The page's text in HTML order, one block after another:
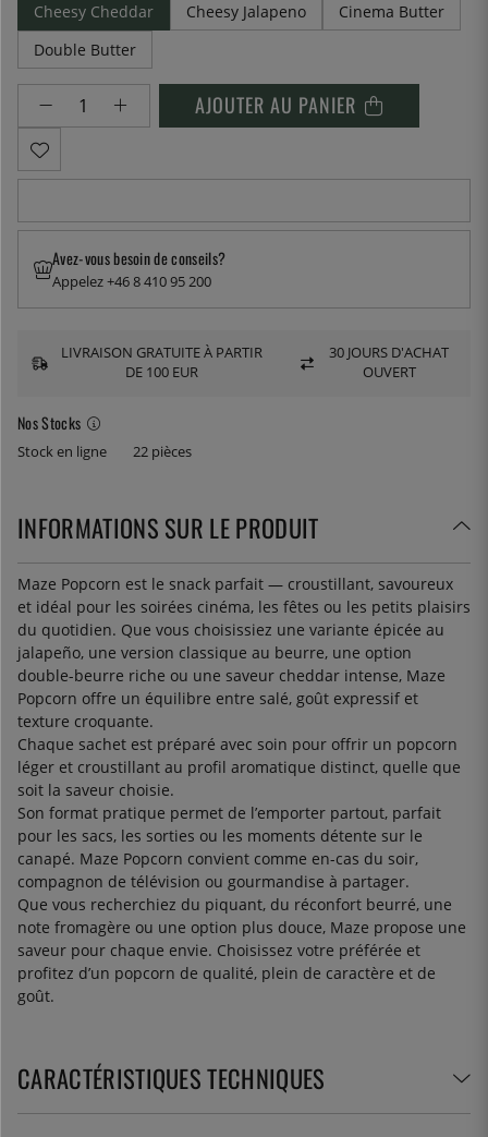
Cheesy Cheddar
Cheesy Jalapeno
Cinema Butter
Double Butter
AJOUTER AU PANIER
Nos Stocks
Stock en ligne 22 pièces
Avez-vous besoin de conseils?
Appelez +46 8 410 95 200
LIVRAISON GRATUITE À PARTIR
DE 100 EUR
30 JOURS D'ACHAT
OUVERT
INFORMATIONS SUR LE PRODUIT
Maze Popcorn est le snack parfait — croustillant, savoureux
et idéal pour les soirées cinéma, les fêtes ou les petits plaisirs
du quotidien. Que vous choisissiez une variante épicée au
jalapeño, une version classique au beurre, une option
double-beurre riche ou une saveur cheddar intense, Maze
Popcorn offre un équilibre entre salé, goût expressif et
texture croquante.
Chaque sachet est préparé avec soin pour offrir un popcorn
léger et croustillant au profil aromatique distinct, quelle que
soit la saveur choisie.
Son format pratique permet de l’emporter partout, parfait
pour les sacs, les sorties ou les moments détente sur le
canapé. Maze Popcorn convient comme en-cas du soir,
compagnon de télévision ou gourmandise à partager.
Que vous recherchiez du piquant, du réconfort beurré, une
note fromagère ou une option plus douce, Maze propose une
saveur pour chaque envie. Choisissez votre préférée et
profitez d’un popcorn de qualité, plein de caractère et de
goût.
CARACTÉRISTIQUES TECHNIQUES